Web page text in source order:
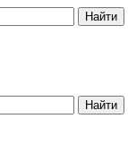
Найти
Найти